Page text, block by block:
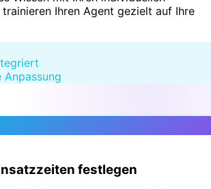
Ihren Agent gezielt auf Ihre
festlegen